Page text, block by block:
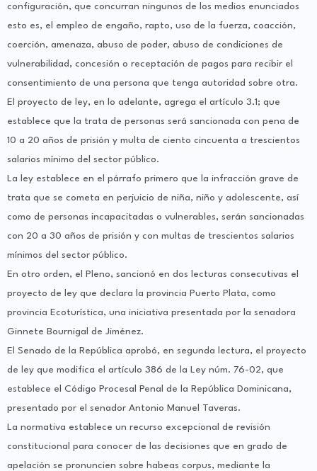
configuración, que concurran ningunos de los medios enunciados
esto es, el empleo de engaño, rapto, uso de la fuerza, coacción,
coerción, amenaza, abuso de poder, abuso de condiciones de
vulnerabilidad, concesión o receptación de pagos para recibir el
consentimiento de una persona que tenga autoridad sobre otra.
El proyecto de ley, en lo adelante, agrega el artículo 3.1; que
establece que la trata de personas será sancionada con pena de
10 a 20 años de prisión y multa de ciento cincuenta a trescientos
salarios mínimo del sector público.
La ley establece en el párrafo primero que la infracción grave de
trata que se cometa en perjuicio de niña, niño y adolescente, así
como de personas incapacitadas o vulnerables, serán sancionadas
con 20 a 30 años de prisión y con multas de trescientos salarios
mínimos del sector público.
En otro orden, el Pleno, sancionó en dos lecturas consecutivas el
proyecto de ley que declara la provincia Puerto Plata, como
provincia Ecoturística, una iniciativa presentada por la senadora
Ginnete Bournigal de Jiménez.
El Senado de la República aprobó, en segunda lectura, el proyecto
de ley que modifica el artículo 386 de la Ley núm. 76-02, que
establece el Código Procesal Penal de la República Dominicana,
presentado por el senador Antonio Manuel Taveras.
La normativa establece un recurso excepcional de revisión
constitucional para conocer de las decisiones que en grado de
apelación se pronuncien sobre habeas corpus, mediante la